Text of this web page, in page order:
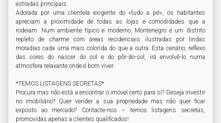
estradas principais.
Adorada por uma clientela exigente do «tudo a pé», os habitantes
apreciam a proximidade de todas as lojas e comodidades que a
rodeiam. Num ambiente típico e moderno, Montenegro é um distrito
repleto de charme com áreas residenciais ilustradas por lindas
moradias cada uma mais colorida do que a outra. Esta cenário, reflexo
das cores do nascer do sol e do pôr-do-sol, irá envolvê-lo numa
atmosfera relaxante onde é bom viver.
*TEMOS LISTAGENS SECRETAS*
Procura mas não está a encontrar o imóvel certo para si? Deseja investir
no imobiliário? Quer vender a sua propriedade mas não quer ficar
exposto ao mercado? Contacte-nos – temos listagens secretas,
promovidas apenas a clientes qualificados!